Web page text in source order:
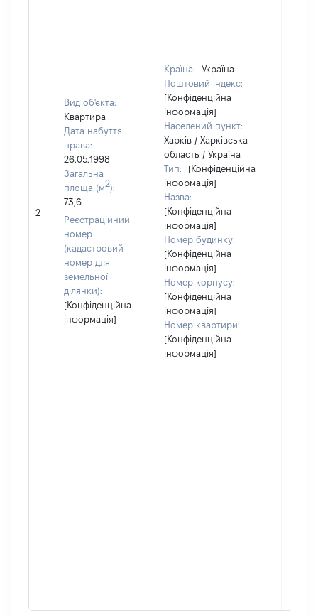
2
Вид об'єкта:
Квартира
Дата набуття
права:
26.05.1998
Загальна
площа (м2):
73,6
Реєстраційний
номер
(кадастровий
номер для
земельної
ділянки):
[Конфіденційна
інформація]
Країна:
Україна
Поштовий індекс:
[Конфіденційна
інформація]
Населений пункт:
Харків / Харківська
область / Україна
Тип:
[Конфіденційна
інформація]
Назва:
[Конфіденційна
інформація]
Номер будинку:
[Конфіденційна
інформація]
Номер корпусу:
[Конфіденційна
інформація]
Номер квартири:
[Конфіденційна
інформація]